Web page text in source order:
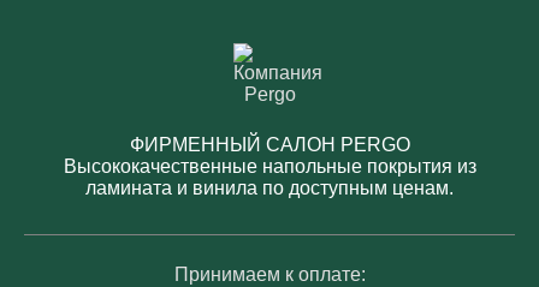
ФИРМЕННЫЙ САЛОН PERGO
Высококачественные напольные покрытия из
ламината и винила по доступным ценам.
Принимаем к оплате: